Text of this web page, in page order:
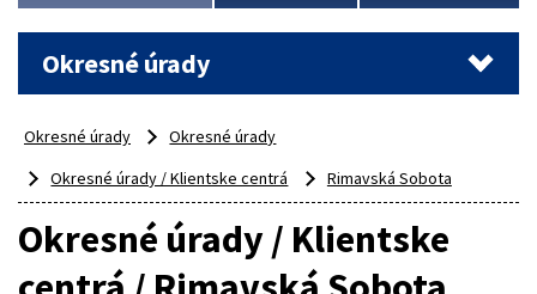
Okresné úrady
Okresné úrady
Okresné úrady
Okresné úrady / Klientske centrá
Rimavská Sobota
Okresné úrady / Klientske